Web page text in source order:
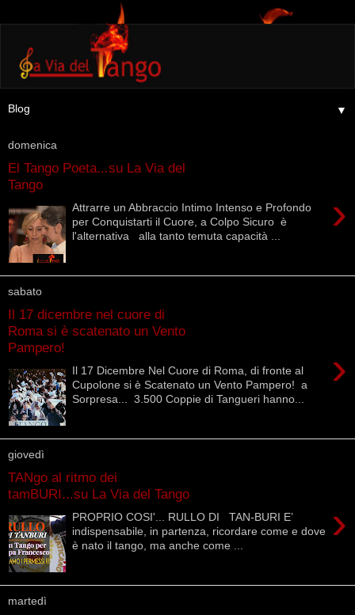
▼
domenica
El Tango Poeta...su La Via del
Tango
›
Attrarre un Abbraccio Intimo Intenso e Profondo
per Conquistarti il Cuore, a Colpo Sicuro è
l'alternativa alla tanto temuta capacità ...
sabato
Il 17 dicembre nel cuore di
Roma si è scatenato un Vento
Pampero!
›
Il 17 Dicembre Nel Cuore di Roma, di fronte al
Cupolone si è Scatenato un Vento Pampero! a
Sorpresa... 3.500 Coppie di Tangueri hanno...
giovedì
TANgo al ritmo dei
tamBURI...su La Via del Tango
›
PROPRIO COSI'... RULLO DI TAN-BURI E’
indispensabile, in partenza, ricordare come e dove
è nato il tango, ma anche come ...
martedì